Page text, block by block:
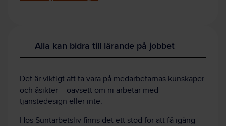
Alla kan bidra till lärande på jobbet
Det är viktigt att ta vara på medarbetarnas kunskaper
och åsikter – oavsett om ni arbetar med
tjänstedesign eller inte.
Hos Suntarbetsliv finns det ett stöd för att få igång